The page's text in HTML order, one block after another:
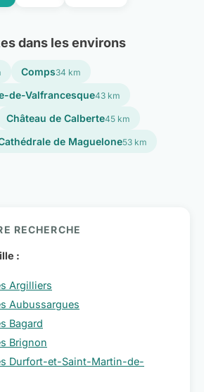
dans les environs
Comps34 km
de-Valfrancesque43 km
Château de Calberte45 km
de Maguelone53 km
RECHERCHE
:
Argilliers
Aubussargues
Bagard
Brignon
Durfort-et-Saint-Martin-de-